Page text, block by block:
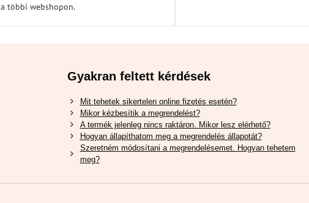
a többi webshopon.
Gyakran feltett kérdések
Mit tehetek sikertelen online fizetés esetén?
Mikor kézbesítik a megrendelést?
A termék jelenleg nincs raktáron. Mikor lesz elérhető?
Hogyan állapíthatom meg a megrendelés állapotát?
Szeretném módosítani a megrendelésemet. Hogyan tehetem
meg?